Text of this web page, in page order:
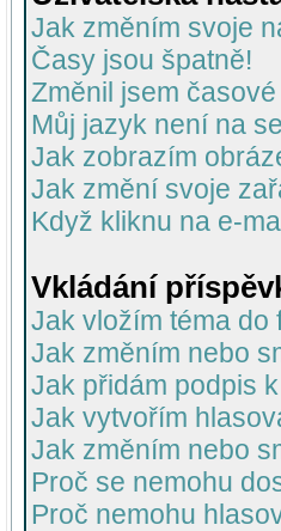
Jak změním svoje
Časy jsou špatně!
Změnil jsem
Můj jazyk není na
Jak zobrazím
Jak změní svoje
Když kliknu na e-
Vkládání
Jak vložím téma do
Jak změním nebo
Jak přidám podpis
Jak vytvořím
Jak změním nebo
Proč se nemohu
Proč nemohu